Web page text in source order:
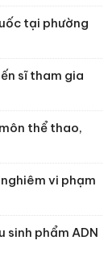
tại phường
sĩ tham gia
thể thao,
vi phạm
sinh phẩm ADN